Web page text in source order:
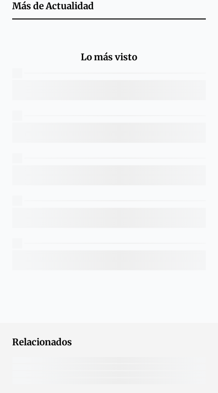
Más deActualidad
Lo más visto
Relacionados